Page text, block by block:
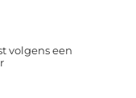
volgens een